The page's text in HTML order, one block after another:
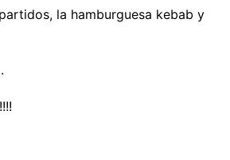
la hamburguesa kebab y